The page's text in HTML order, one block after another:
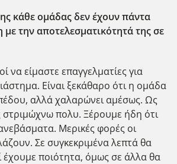
κάθε ομάδας δεν έχουν πάντα
την αποτελεσματικότητά της σε
να είμαστε επαγγελματίες για
Είναι ξεκάθαρο ότι η ομάδα
αλλά χαλαρώνει αμέσως. Ως
πολυ. Ξέρουμε ήδη ότι
Μερικές φορές οι
Σε συγκεκριμένα λεπτά θα
έχουμε ποιότητα, όμως σε άλλα θα